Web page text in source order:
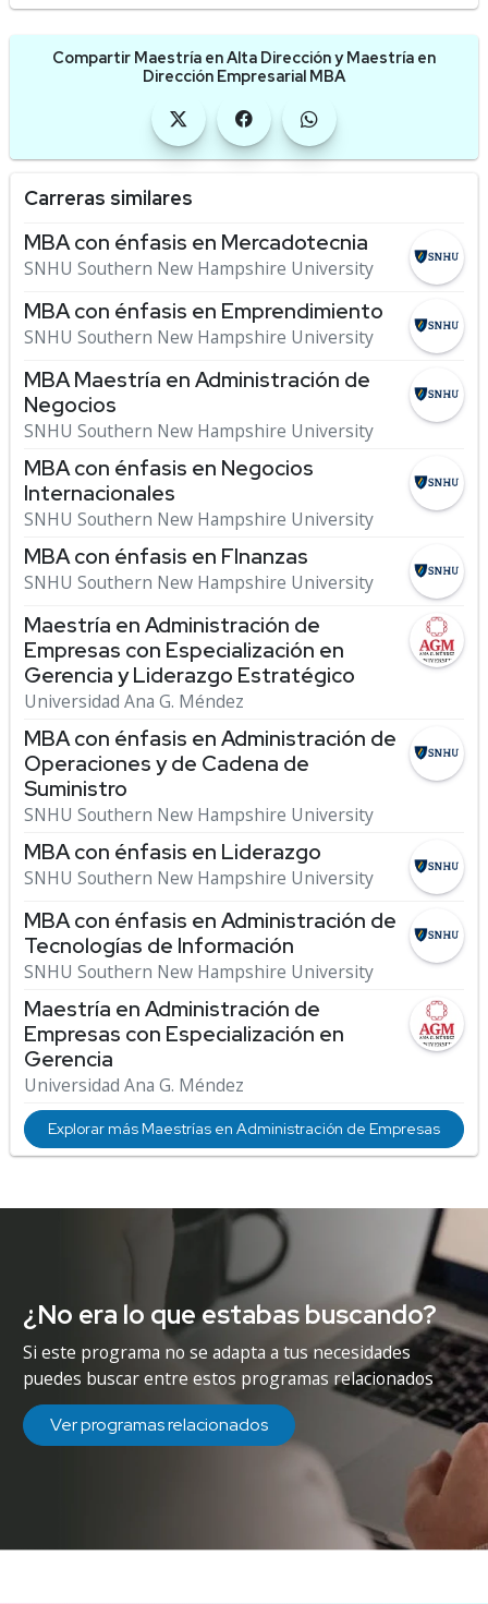
Compartir Maestría en Alta Dirección y Maestría en
Dirección Empresarial MBA
Carreras similares
MBA con énfasis en Mercadotecnia
SNHU Southern New Hampshire University
MBA con énfasis en Emprendimiento
SNHU Southern New Hampshire University
MBA Maestría en Administración de
Negocios
SNHU Southern New Hampshire University
MBA con énfasis en Negocios
Internacionales
SNHU Southern New Hampshire University
MBA con énfasis en FInanzas
SNHU Southern New Hampshire University
Maestría en Administración de
Empresas con Especialización en
Gerencia y Liderazgo Estratégico
Universidad Ana G. Méndez
MBA con énfasis en Administración de
Operaciones y de Cadena de
Suministro
SNHU Southern New Hampshire University
MBA con énfasis en Liderazgo
SNHU Southern New Hampshire University
MBA con énfasis en Administración de
Tecnologías de Información
SNHU Southern New Hampshire University
Maestría en Administración de
Empresas con Especialización en
Gerencia
Universidad Ana G. Méndez
Explorar más Maestrías en Administración de Empresas
¿No era lo que estabas buscando?
Si este programa no se adapta a tus necesidades
puedes buscar entre estos programas relacionados
Ver programas relacionados